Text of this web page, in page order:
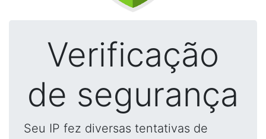
Verificação
de segurança
Seu IP fez diversas tentativas de